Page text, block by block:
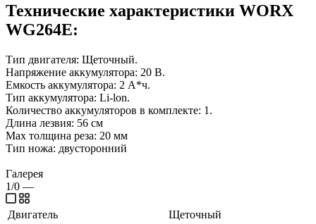
Технические характеристики WORX
WG264E:
Тип двигателя: Щеточный.
Напряжение аккумулятора: 20 В.
Емкость аккумулятора: 2 А*ч.
Тип аккумулятора: Li-lon.
Количество аккумуляторов в комплекте: 1.
Длина лезвия: 56 см
Мах толщина реза: 20 мм
Тип ножа: двусторонний
Галерея
1/0 —
Двигатель
Щеточный